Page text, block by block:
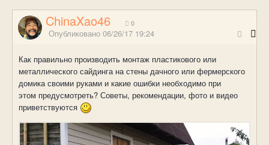
ChinaXao46 0
Опубликовано 06/26/17 19:24
Как правильно производить монтаж пластикового или
металлического сайдинга на стены дачного или фермерского
домика своими руками и какие ошибки необходимо при
этом предусмотреть? Советы, рекомендации, фото и видео
приветствуются